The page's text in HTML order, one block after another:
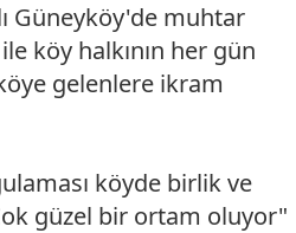
Güneyköy'de muhtar
köy halkının her gün
gelenlere ikram
köyde birlik ve
güzel bir ortam oluyor"